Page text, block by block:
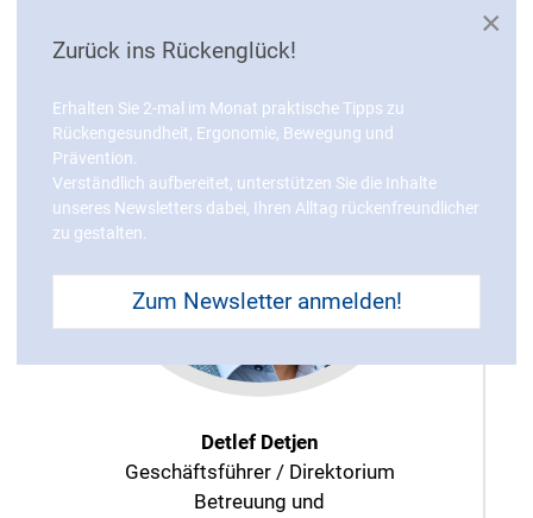
Detlef Detjen
Geschäftsführer / Direktorium
Betreuung und
×
Zurück ins Rückenglück!
Erhalten Sie 2-mal im Monat praktische Tipps zu
Rückengesundheit, Ergonomie, Bewegung und
Prävention.
Verständlich aufbereitet, unterstützen Sie die Inhalte
unseres Newsletters dabei, Ihren Alltag rückenfreundlicher
zu gestalten.
Zum Newsletter anmelden!